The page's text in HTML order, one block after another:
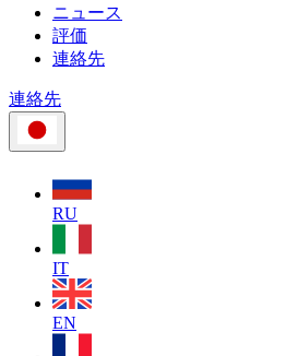
ニュース
評価
連絡先
連絡先
RU
IT
EN